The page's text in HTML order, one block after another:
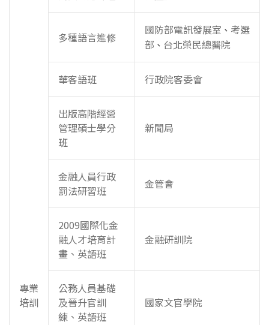
專業
培訓
多種語言進修
國防部電訊發展室 、 考選
部 、 台北榮民總醫院
華客語班 行政院客委會
出版高階經營
管理碩士學分
班
新聞局
金融人員行政
罰法研習班
金管會
2009國際化金
融人才培育計
畫、英語班
金融研訓院
公務人員基礎
及晉升官訓
練、英語班
國家文官學院